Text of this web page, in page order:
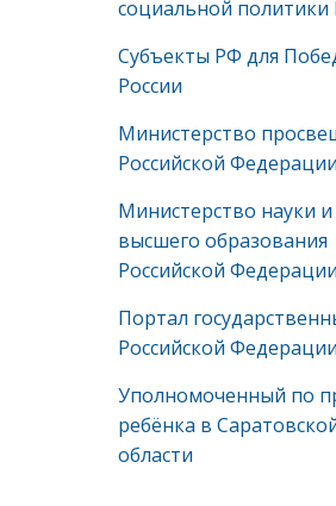
социальной политики
Субъекты РФ для
России
Министерство
Российской Федерации
Министерство науки и
высшего образования
Российской Федерации
Портал
Российской Федерации
Уполномоченный по
ребёнка в
области